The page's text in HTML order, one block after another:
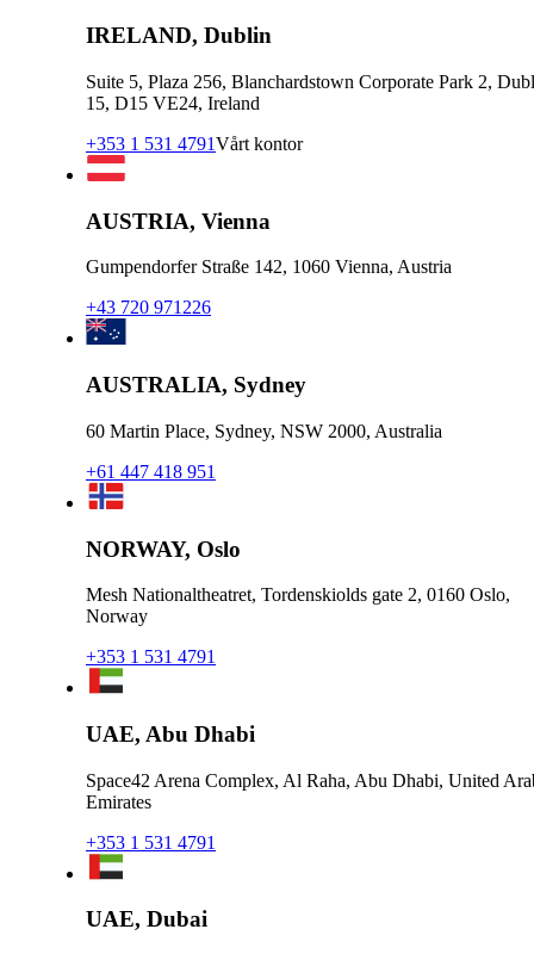
IRELAND, Dublin
Suite 5, Plaza 256, Blanchardstown Corporate Park 2,
15, D15 VE24, Ireland
+353 1 531 4791Vårt kontor
AUSTRIA, Vienna
Gumpendorfer Straße 142, 1060 Vienna, Austria
+43 720 971226
AUSTRALIA, Sydney
60 Martin Place, Sydney, NSW 2000, Australia
+61 447 418 951
NORWAY, Oslo
Mesh Nationaltheatret, Tordenskiolds gate 2, 0160 Oslo,
Norway
+353 1 531 4791
UAE, Abu Dhabi
Space42 Arena Complex, Al Raha, Abu Dhabi, United
Emirates
+353 1 531 4791
UAE, Dubai